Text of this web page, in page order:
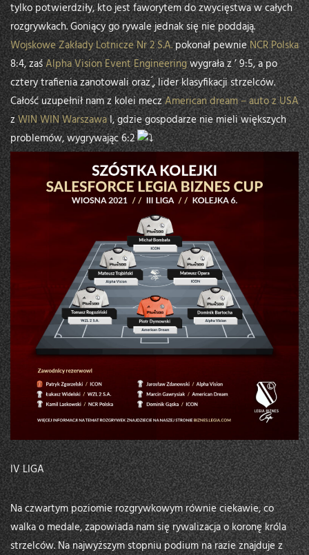
tylko potwierdziły, kto jest faworytem do zwycięstwa w całych
rozgrywkach. Goniący go rywale jednak się nie poddają.
Wojskowe Zakłady Lotnicze Nr 2 S.A.pokonał pewnieNCR Polska
8:4, zaśAlpha Vision Event Engineeringwygrała z ’ 9:5, a po
cztery trafienia zanotowali oraz ̨́, lider klasyfikacji strzelców.
Całość uzupełnił nam z kolei meczAmerican dream – auto z USA
zWIN WIN WarszawaI, gdzie gospodarze nie mieli większych
problemów, wygrywając 6:2
IV LIGA
Na czwartym poziomie rozgrywkowym równie ciekawie, co
walka o medale, zapowiada nam się rywalizacja o koronę króla
strzelców. Na najwyższym stopniu podium na razie znajduje z